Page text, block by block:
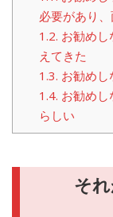
必要があり
1.2. お勧め
えてきた
1.3. お勧め
1.4. お勧め
らしい
それ